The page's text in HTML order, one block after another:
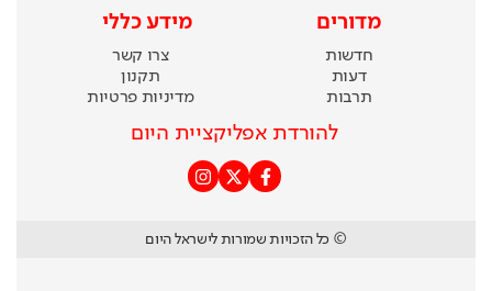
מדורים
חדשות
דעות
תרבות
מידע כללי
צרו קשר
תקנון
מדיניות פרטיות
להורדת אפליקציית היום
© כל הזכויות שמורות לישראל היום